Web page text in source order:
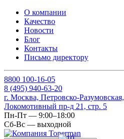
О компании
Качество
Новости
Блог
Контакты
Письмо директору
8800 100-16-05
8 (495) 940-63-20
г. Москва, Петровско-Разумовская,
Локомотивный пр-д 21, стр. 5
Пн-Пт — 9:00–18:00
Сб-Вс — выходной